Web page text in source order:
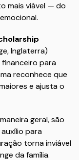
mais viável — do
Inglaterra)
para
reconhece que
e ajusta o
geral, são
para
torna inviável
da família.